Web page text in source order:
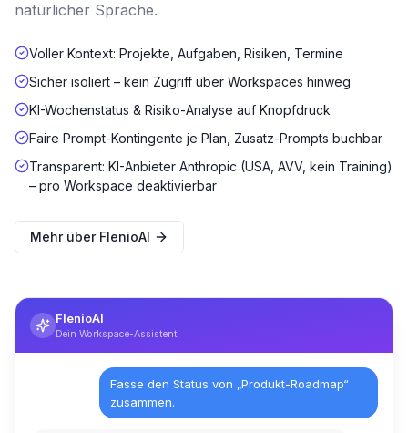
natürlicher Sprache.
Voller Kontext: Projekte, Aufgaben, Risiken, Termine
Sicher isoliert – kein Zugriff über Workspaces hinweg
KI-Wochenstatus & Risiko-Analyse auf Knopfdruck
Faire Prompt-Kontingente je Plan, Zusatz-Prompts buchbar
Transparent: KI-Anbieter Anthropic (USA, AVV, kein Training)
– pro Workspace deaktivierbar
Mehr über FlenioAI
FlenioAI
Dein Workspace-Assistent
Fasse den Status von „Produkt-Roadmap“
zusammen.